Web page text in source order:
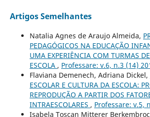
Artigos Semelhantes
Natalia Agnes de Araujo Almeida,
PEDAGÓGICOS NA EDUCAÇÃO
UMA EXPERIÊNCIA COM TURMAS
ESCOLA , Professare: v.6, n.3 (14)
Flaviana Demenech, Adriana Dickel,
ESCOLAR E CULTURA DA ESCOLA:
REPRODUÇÃO A PARTIR DOS
INTRAESCOLARES , Professare: v.5,
Isabela Toscan Mitterer